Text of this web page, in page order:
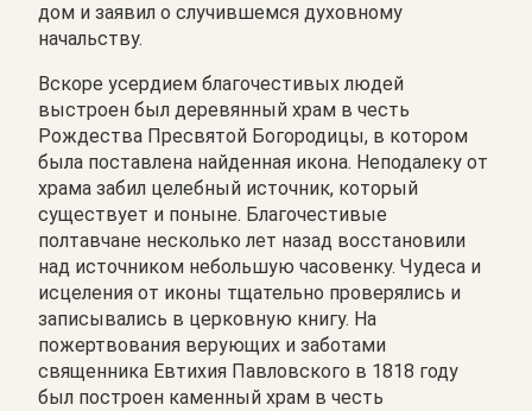
дом и заявил о случившемся духовному
начальству.
Вскоре усердием благочестивых людей
выстроен был деревянный храм в честь
Рождества Пресвятой Богородицы, в котором
была поставлена найденная икона. Неподалеку от
храма забил целебный источник, который
существует и поныне. Благочестивые
полтавчане несколько лет назад восстановили
над источником небольшую часовенку. Чудеса и
исцеления от иконы тщательно проверялись и
записывались в церковную книгу. На
пожертвования верующих и заботами
священника Евтихия Павловского в 1818 году
был построен каменный храм в честь